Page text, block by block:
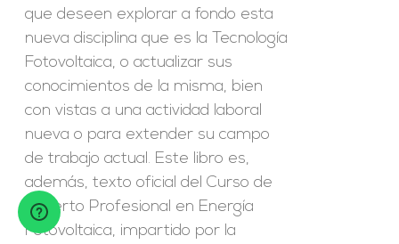
que deseen explorar a fondo esta
nueva disciplina que es la Tecnología
Fotovoltaica, o actualizar sus
conocimientos de la misma, bien
con vistas a una actividad laboral
nueva o para extender su campo
de trabajo actual. Este libro es,
además, texto oficial del Curso de
Experto Profesional en Energía
Fotovoltaica, impartido por la